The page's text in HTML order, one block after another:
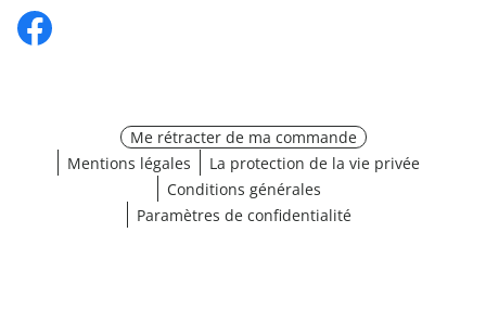
Me rétracter de ma commande
Mentions légales
La protection de la vie privée
Conditions générales
Paramètres de confidentialité